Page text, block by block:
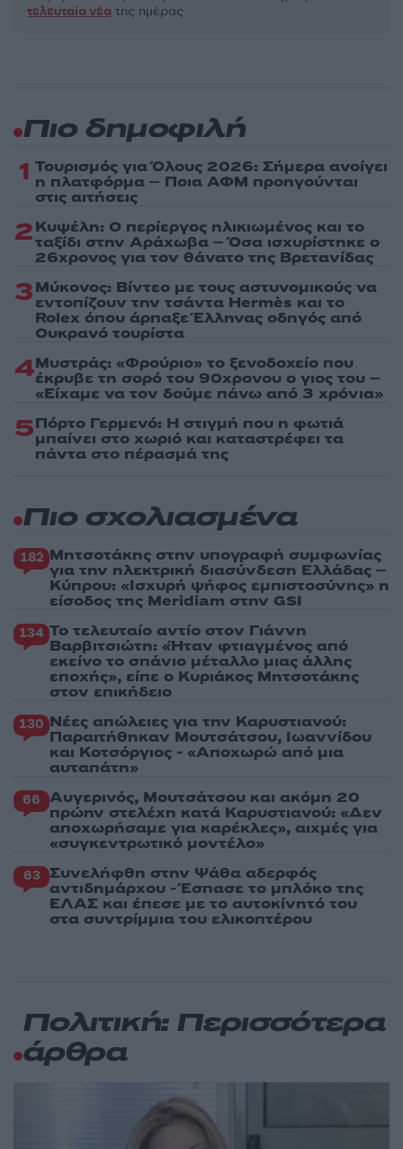
τελευταία νέα της ημέρας
Πιο δημοφιλή
1 Τουρισμός για Όλους 2026: Σήμερα ανοίγει
η πλατφόρμα – Ποια ΑΦΜ προηγούνται
στις αιτήσεις
2Κυψέλη: Ο περίεργος ηλικιωμένος και το
ταξίδι στην Αράχωβα – Όσα ισχυρίστηκε ο
26χρονος για τον θάνατο της Βρετανίδας
3Μύκονος: Βίντεο με τους αστυνομικούς να
εντοπίζουν την τσάντα Hermès και το
Rolex όπου άρπαξε Έλληνας οδηγός από
Ουκρανό τουρίστα
4Μυστράς: «Φρούριο» το ξενοδοχείο που
έκρυβε τη σορό του 90χρονου ο γιος του –
«Είχαμε να τον δούμε πάνω από 3 χρόνια»
5Πόρτο Γερμενό: Η στιγμή που η φωτιά
μπαίνει στο χωριό και καταστρέφει τα
πάντα στο πέρασμά της
Πιο σχολιασμένα
182 Μητσοτάκης στην υπογραφή συμφωνίας
για την ηλεκτρική διασύνδεση Ελλάδας –
Κύπρου: «Ισχυρή ψήφος εμπιστοσύνης» η
είσοδος της Meridiam στην GSI
134 Το τελευταίο αντίο στον Γιάννη
Βαρβιτσιώτη: «Ήταν φτιαγμένος από
εκείνο το σπάνιο μέταλλο μιας άλλης
εποχής», είπε ο Κυριάκος Μητσοτάκης
στον επικήδειο
130 Νέες απώλειες για την Καρυστιανού:
Παραιτήθηκαν Μουτσάτσου, Ιωαννίδου
και Κοτσόργιος - «Αποχωρώ από μια
αυταπάτη»
66 Αυγερινός, Μουτσάτσου και ακόμη 20
πρώην στελέχη κατά Καρυστιανού: «Δεν
αποχωρήσαμε για καρέκλες», αιχμές για
«συγκεντρωτικό μοντέλο»
63 Συνελήφθη στην Ψάθα αδερφός
αντιδημάρχου - Έσπασε το μπλόκο της
ΕΛΑΣ και έπεσε με το αυτοκίνητό του
στα συντρίμμια του ελικοπτέρου
Πολιτική: Περισσότερα
άρθρα